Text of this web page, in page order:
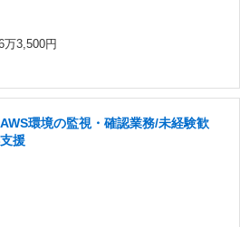
万3,500円
環境の監視・確認業務/未経験歓
援